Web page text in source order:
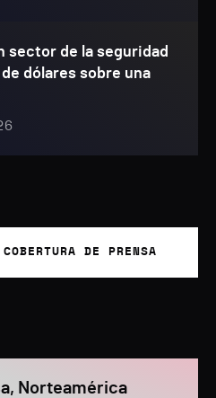
sector de la seguridad
dólares sobre una
DE PRENSA
Norteamérica